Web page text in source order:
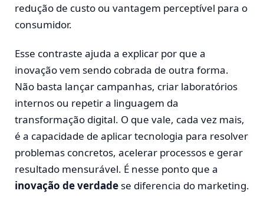
redução de custo ou vantagem perceptível para o
consumidor.
Esse contraste ajuda a explicar por que a
inovação vem sendo cobrada de outra forma.
Não basta lançar campanhas, criar laboratórios
internos ou repetir a linguagem da
transformação digital. O que vale, cada vez mais,
é a capacidade de aplicar tecnologia para resolver
problemas concretos, acelerar processos e gerar
resultado mensurável. É nesse ponto que a
inovação de verdade se diferencia do marketing.